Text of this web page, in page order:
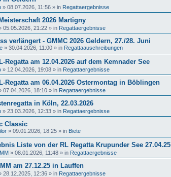
» 08.07.2026, 11:56 » in Regattaergebnisse
2026 Martigny
05.05.2026, 21:22 » in Regattaergebnisse
verlängert - GMMC 2026 Geldern, 27./28. Juni
» 30.04.2026, 11:00 » in Regattaauschreibungen
Regatta am 12.04.2026 auf dem Kemnader See
» 12.04.2026, 19:08 » in Regattaergebnisse
Regatta am 06.04.2026 Ostermontag in Böblingen
07.04.2026, 18:10 » in Regattaergebnisse
in Köln, 22.03.2026
» 23.03.2026, 12:33 » in Regattaergebnisse
Classic
» 09.01.2026, 18:25 » in Biete
Liste von der RL Regatta Krupunder See 27.04.25
» 08.01.2026, 11:48 » in Regattaergebnisse
am 27.12.25 in Lauffen
28.12.2025, 12:36 » in Regattaergebnisse